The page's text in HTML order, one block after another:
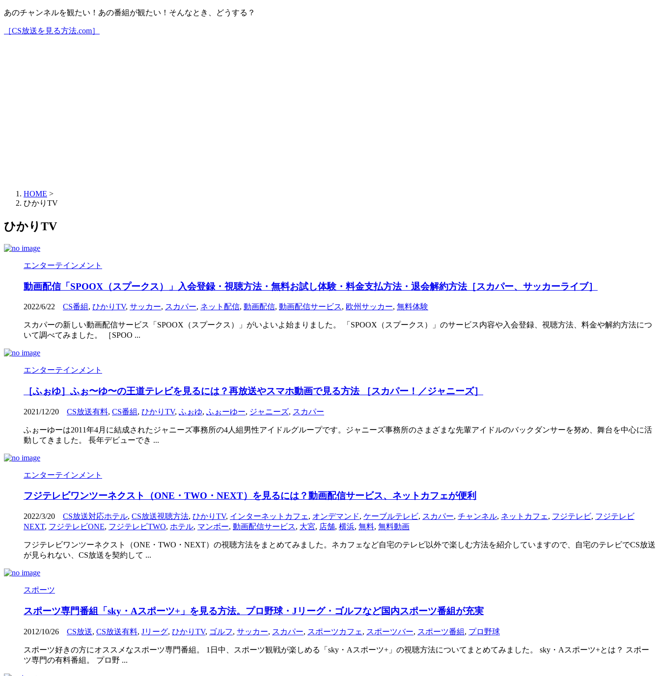
あのチャンネルを観たい！あの番組が観たい！そんなとき、どうする？
［CS放送を見る方法.com］
HOME >
ひかりTV
ひかりTV
エンターテインメント
動画配信「SPOOX（スプークス）」入会登録・視聴方法・無料お試し体験・料金支払方法・退会解約方法［スカパー、サッカーライブ］
2022/6/22 CS番組, ひかりTV, サッカー, スカパー, ネット配信, 動画配信, 動画配信サービス, 欧州サッカー, 無料体験
スカパーの新しい動画配信サービス「SPOOX（スプークス）」がいよいよ始まりました。 「SPOOX（スプークス）」のサービス内容や入会登録、視聴方法、料金や解約方法につ
いて調べてみました。 ［SPOO ...
エンターテインメント
［ふぉゆ］ふぉ〜ゆ〜の王道テレビを見るには？再放送やスマホ動画で見る方法 ［スカパー！／ジャニーズ］
2021/12/20 CS放送有料, CS番組, ひかりTV, ふぉゆ, ふぉーゆー, ジャニーズ, スカパー
ふぉーゆーは2011年4月に結成されたジャニーズ事務所の4人組男性アイドルグループです。ジャニーズ事務所のさまざまな先輩アイドルのバックダンサーを努め、舞台を中心に活
動してきました。 長年デビューでき ...
エンターテインメント
フジテレビワンツーネクスト（ONE・TWO・NEXT）を見るには？動画配信サービス、ネットカフェが便利
2022/3/20 CS放送対応ホテル, CS放送視聴方法, ひかりTV, インターネットカフェ , オンデマンド, ケーブルテレビ, スカパー, チャンネル, ネットカフェ , フジテレビ, フジテレビ
NEXT, フジテレビONE, フジテレビTWO, ホテル, マンボー, 動画配信サービス, 大宮, 店舗, 横浜, 無料, 無料動画
フジテレビワンツーネクスト（ONE・TWO・NEXT）の視聴方法をまとめてみました。ネカフェなど自宅のテレビ以外で楽しむ方法を紹介していますので、自宅のテレビでCS放送
が見られない、CS放送を契約して ...
スポーツ
スポーツ専門番組「sky・Aスポーツ+」を見る方法。プロ野球・Jリーグ・ゴルフなど国内スポーツ番組が充実
2012/10/26 CS放送, CS放送有料, Jリーグ, ひかりTV, ゴルフ, サッカー, スカパー, スポーツカフェ , スポーツバー, スポーツ番組, プロ野球
スポーツ好きの方にオススメなスポーツ専門番組。 1日中、スポーツ観戦が楽しめる「sky・Aスポーツ+」の視聴方法についてまとめてみました。 sky・Aスポーツ+とは？ スポー
ツ専門の有料番組。 プロ野 ...